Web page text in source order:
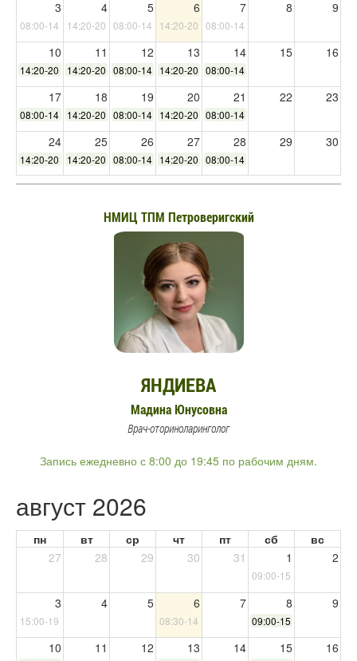
3 4 5 6 7 8 9
08:00-14:0014:20-20:0008:00-14:0014:20-20:0008:00-14:00
10 11 12 13 14 15 16
14:20-20:0014:20-20:0008:00-14:0014:20-20:0008:00-14:00
17 18 19 20 21 22 23
08:00-14:0014:20-20:0008:00-14:0014:20-20:0008:00-14:00
24 25 26 27 28 29 30
14:20-20:0014:20-20:0008:00-14:0014:20-20:0008:00-14:00
31 1 2 3 4 5 6
НМИЦ ТПМ Петроверигский
ЯНДИЕВА
Мадина Юнусовна
Врач-оториноларинголог
Запись ежедневно с 8:00 до 19:45 по рабочим дням.
август 2026
пн вт ср чт пт сб
вс
27
28 29 30 31 1 2
09:00-15:00
3 4 5 6 7 8 9
15:00-19:30 08:30-14:00 09:00-15:00
10 11 12 13 14 15 16